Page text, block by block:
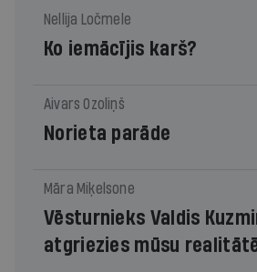
Nellija Ločmele
Ko iemācījis karš?
Aivars Ozoliņš
Norieta parāde
Māra Miķelsone
Vēsturnieks Valdis
atgriezies mūsu